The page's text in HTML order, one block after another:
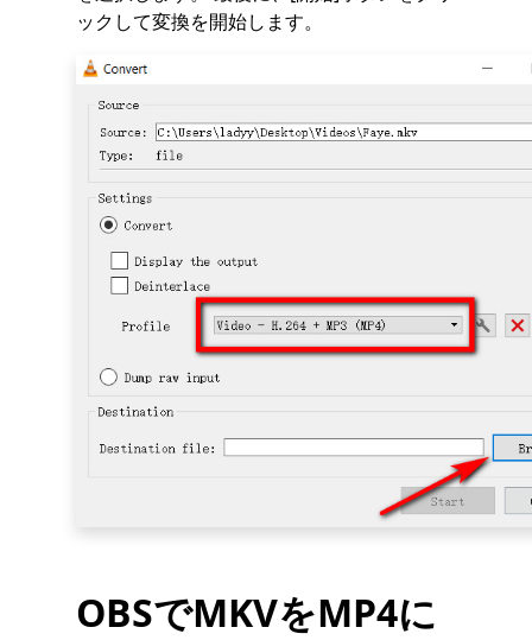
ックして変換を開始します。
OBSでMKVをMP4に